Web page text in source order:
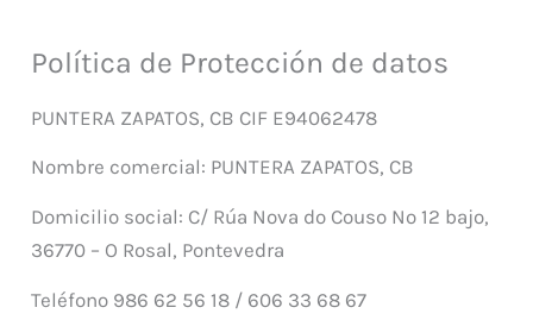
Política de Protección de datos
PUNTERA ZAPATOS, CB CIF E94062478
Nombre comercial: PUNTERA ZAPATOS, CB
Domicilio social: C/ Rúa Nova do Couso Nº 12 bajo,
36770 – O Rosal, Pontevedra
Teléfono 986 62 56 18 / 606 33 68 67